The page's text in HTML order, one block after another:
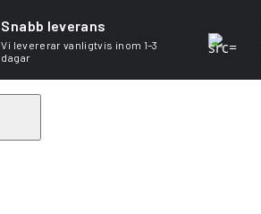
Snabb leverans
Vi levererar vanligtvis inom 1–3
dagar